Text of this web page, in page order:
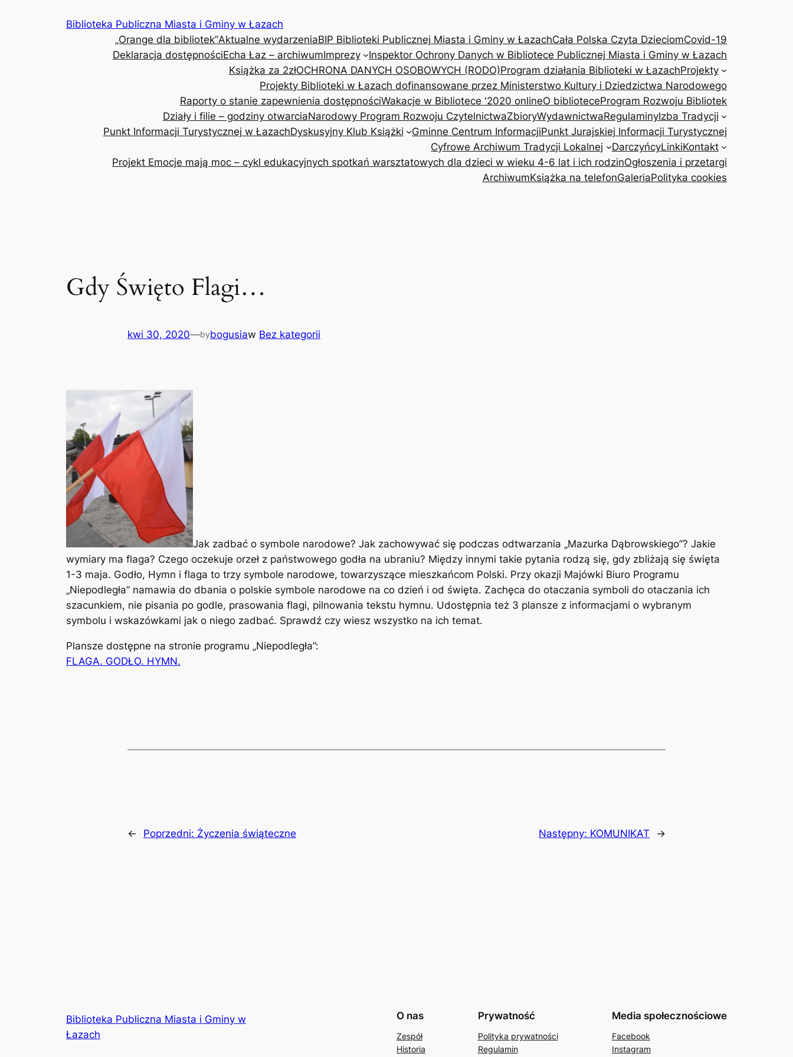
Biblioteka Publiczna Miasta i Gminy w Łazach
„Orange dla bibliotek”Aktualne wydarzeniaBIP Biblioteki Publicznej Miasta i Gminy w ŁazachCała Polska Czyta DzieciomCovid-19
Deklaracja dostępnościEcha Łaz – archiwumImprezy
Inspektor Ochrony Danych w Bibliotece Publicznej Miasta i Gminy w Łazach
Książka za 2złOCHRONA DANYCH OSOBOWYCH (RODO)Program działania Biblioteki w ŁazachProjekty
Projekty Biblioteki w Łazach dofinansowane przez Ministerstwo Kultury i Dziedzictwa Narodowego
Raporty o stanie zapewnienia dostępnościWakacje w Bibliotece '2020 onlineO biblioteceProgram Rozwoju Bibliotek
Działy i filie – godziny otwarciaNarodowy Program Rozwoju CzytelnictwaZbioryWydawnictwaRegulaminyIzba Tradycji
Punkt Informacji Turystycznej w ŁazachDyskusyjny Klub Książki Gminne Centrum InformacjiPunkt Jurajskiej Informacji Turystycznej
Cyfrowe Archiwum Tradycji Lokalnej
DarczyńcyLinkiKontakt
Projekt Emocje mają moc – cykl edukacyjnych spotkań warsztatowych dla dzieci w wieku 4-6 lat i ich rodzinOgłoszenia i przetargi
ArchiwumKsiążka na telefonGaleriaPolityka cookies
Gdy Święto Flagi…
kwi 30, 2020—bybogusiaw Bez kategorii
Jak zadbać o symbole narodowe? Jak zachowywać się podczas odtwarzania „Mazurka Dąbrowskiego”? Jakie
wymiary ma flaga? Czego oczekuje orzeł z państwowego godła na ubraniu? Między innymi takie pytania rodzą się, gdy zbliżają się święta
1-3 maja. Godło, Hymn i flaga to trzy symbole narodowe, towarzyszące mieszkańcom Polski. Przy okazji Majówki Biuro Programu
„Niepodległa” namawia do dbania o polskie symbole narodowe na co dzień i od święta. Zachęca do otaczania symboli do otaczania ich
szacunkiem, nie pisania po godle, prasowania flagi, pilnowania tekstu hymnu. Udostępnia też 3 plansze z informacjami o wybranym
symbolu i wskazówkami jak o niego zadbać. Sprawdź czy wiesz wszystko na ich temat.
Plansze dostępne na stronie programu „Niepodległa”:
FLAGA. GODŁO. HYMN.
← Poprzedni: Życzenia świąteczne Następny: KOMUNIKAT →
Biblioteka Publiczna Miasta i Gminy w
Łazach
O nas
Zespół
Historia
Prywatność
Polityka prywatności
Regulamin
Media społecznościowe
Facebook
Instagram